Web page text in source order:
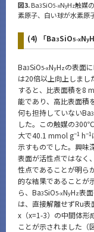
図3.Ba3SiO5-xNyHz触媒
素原子、白い球が水素原子
(4) 「Ba3SiO5-xNyH
Ba3SiO5-xNyHzの表面
は20倍以上向上しまし
すると、比表面積を8 m
能であり、高比表面積
何も担持していないBa3
した。この触媒の
大で40.1 mmol g−1 h−1
示すものでした。興味
表面が活性点ではなく
性点であることが明ら
的な結果であることが
ら、Ba3SiO5-xNyHz表
は、直接解離せずRu
x（x=1-3）の中間体形
ことが示されました（